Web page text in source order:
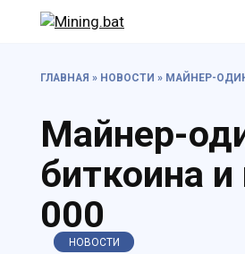
Перейти
ГЛАВНАЯ » НОВОСТИ » МАЙНЕР-
Майнер-
биткоина
000
НОВОСТИ